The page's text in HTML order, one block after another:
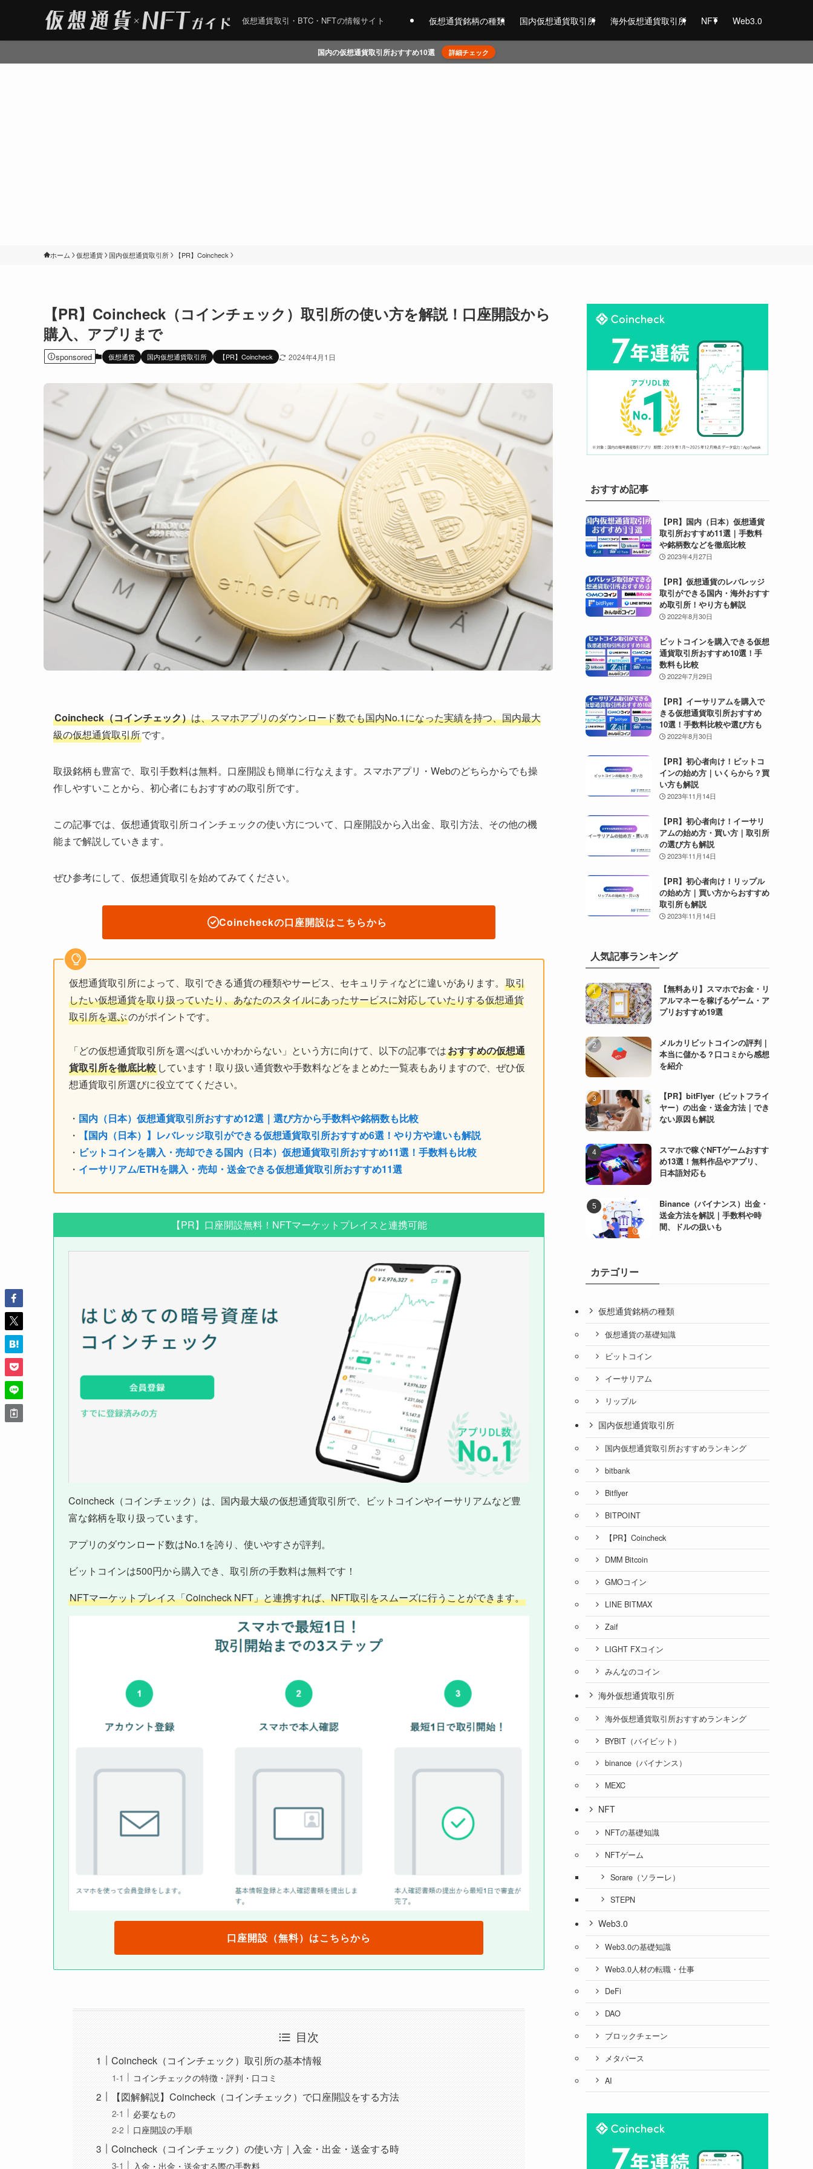
仮想通貨取引・BTC・NFTの情報サイト 仮想通貨銘柄の種類 国内仮想通貨取引所 海外仮想通貨取引所 NFT Web3.0
国内の仮想通貨取引所おすすめ10選 詳細チェック
ホーム 仮想通貨 国内仮想通貨取引所 【PR】Coincheck
【PR】Coincheck（コインチェック）取引所の使い方を解説！口座開設から
購入、アプリまで
sponsored 仮想通貨 国内仮想通貨取引所 【PR】Coincheck 2024年4月1日
Coincheck（コインチェック）は、スマホアプリのダウンロード数でも国内No.1になった実績を持つ、国内最大
級の仮想通貨取引所です。
取扱銘柄も豊富で、取引手数料は無料。口座開設も簡単に行なえます。スマホアプリ・Webのどちらからでも操
作しやすいことから、初心者にもおすすめの取引所です。
この記事では、仮想通貨取引所コインチェックの使い方について、口座開設から入出金、取引方法、その他の機
能まで解説していきます。
ぜひ参考にして、仮想通貨取引を始めてみてください。
Coincheckの口座開設はこちらから
仮想通貨取引所によって、取引できる通貨の種類やサービス、セキュリティなどに違いがあります。 取引
したい仮想通貨を取り扱っていたり、あなたのスタイルにあったサービスに対応していたりする仮想通貨
取引所を選ぶのがポイントです。
「どの仮想通貨取引所を選べばいいかわからない」という方に向けて、以下の記事ではおすすめの仮想通
貨取引所を徹底比較 しています！取り扱い通貨数や手数料などをまとめた一覧表もありますので、ぜひ仮
想通貨取引所選びに役立ててください。
・ 国内（日本）仮想通貨取引所おすすめ12選｜選び方から手数料や銘柄数も比較
・
【国内（日本）】レバレッジ取引ができる仮想通貨取引所おすすめ6選！やり方や違いも解説
・ ビットコインを購入・売却できる国内（日本）仮想通貨取引所おすすめ11選！手数料も比較
・ イーサリアム/ETHを購入・売却・送金できる仮想通貨取引所おすすめ11選
【PR】口座開設無料！NFTマーケットプレイスと連携可能
Coincheck（コインチェック）は、国内最大級の仮想通貨取引所で、ビットコインやイーサリアムなど豊
富な銘柄を取り扱っています。
アプリのダウンロード数はNo.1を誇り、使いやすさが評判。
ビットコインは500円から購入でき、取引所の手数料は無料です！
NFTマーケットプレイス「Coincheck NFT」と連携すれば、NFT取引をスムーズに行うことができます。
口座開設（無料）はこちらから
目次
Coincheck（コインチェック）取引所の基本情報
コインチェックの特徴・評判・口コミ
【図解解説】Coincheck（コインチェック）で口座開設をする方法
必要なもの
口座開設の手順
Coincheck（コインチェック）の使い方｜入金・出金・送金する時
入金・出金・送金する際の手数料
おすすめ記事
【PR】国内（日本）仮想通貨
取引所おすすめ11選｜手数料
や銘柄数などを徹底比較
2023年4月27日
【PR】仮想通貨のレバレッジ
取引ができる国内・海外おすす
め取引所！やり方も解説
2022年8月30日
ビットコインを購入できる仮想
通貨取引所おすすめ10選！手
数料も比較
2022年7月29日
【PR】イーサリアムを購入で
きる仮想通貨取引所おすすめ
10選！手数料比較や選び方も
2022年8月30日
【PR】初心者向け！ビットコ
インの始め方｜いくらから？買
い方も解説
2023年11月14日
【PR】初心者向け！イーサリ
アムの始め方・買い方｜取引所
の選び方も解説
2023年11月14日
【PR】初心者向け！リップル
の始め方｜買い方からおすすめ
取引所も解説
2023年11月14日
人気記事ランキング
【無料あり】スマホでお金・リ
アルマネーを稼げるゲーム・ア
プリおすすめ19選
メルカリビットコインの評判｜
本当に儲かる？口コミから感想
を紹介
【PR】bitFlyer（ビットフライ
ヤー）の出金・送金方法｜でき
ない原因も解説
スマホで稼ぐNFTゲームおすす
め13選！無料作品やアプリ、
日本語対応も
Binance（バイナンス）出金・
送金方法を解説｜手数料や時
間、ドルの扱いも
カテゴリー
仮想通貨銘柄の種類
仮想通貨の基礎知識
ビットコイン
イーサリアム
リップル
国内仮想通貨取引所
国内仮想通貨取引所おすすめランキング
bitbank
Bitflyer
BITPOINT
【PR】Coincheck
DMM Bitcoin
GMOコイン
LINE BITMAX
Zaif
LIGHT FXコイン
みんなのコイン
海外仮想通貨取引所
海外仮想通貨取引所おすすめランキング
BYBIT（バイビット）
binance（バイナンス）
MEXC
NFT
NFTの基礎知識
NFTゲーム
Sorare（ソラーレ）
STEPN
Web3.0
Web3.0の基礎知識
Web3.0人材の転職・仕事
DeFi
DAO
ブロックチェーン
メタバース
AI